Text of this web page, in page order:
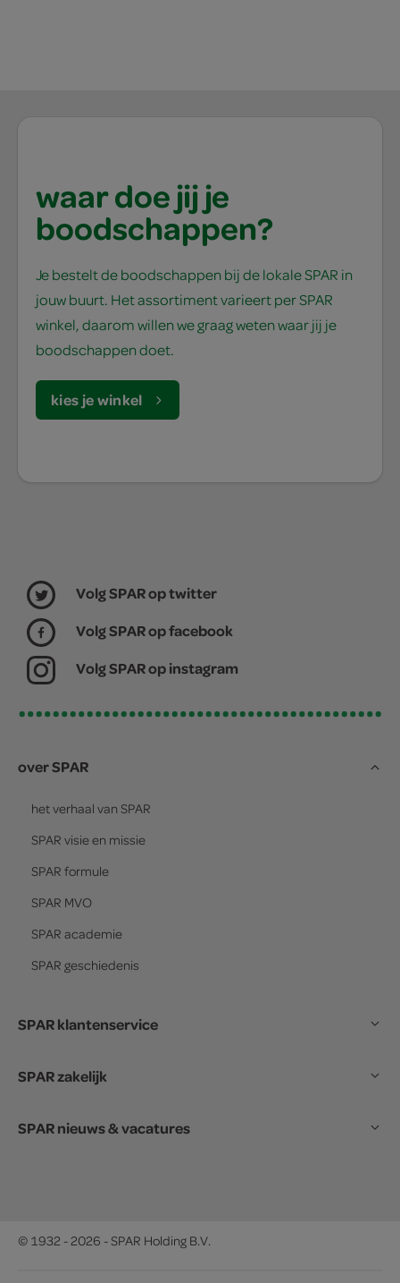
waar doe jij je
boodschappen?
Je bestelt de boodschappen bij de lokale SPAR in
jouw buurt. Het assortiment varieert per SPAR
winkel, daarom willen we graag weten waar jij je
boodschappen doet.
kies je winkel
Volg SPAR op twitter
Volg SPAR op facebook
Volg SPAR op instagram
over SPAR
het verhaal van SPAR
SPAR visie en missie
SPAR formule
SPAR MVO
SPAR academie
SPAR geschiedenis
SPAR klantenservice
SPAR zakelijk
SPAR nieuws & vacatures
© 1932 - 2026 - SPAR Holding B.V.